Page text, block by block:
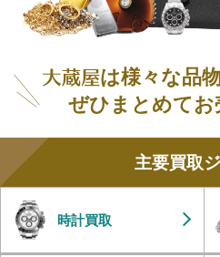
は様々な品
ぜひまとめて
主要買取
時計買取